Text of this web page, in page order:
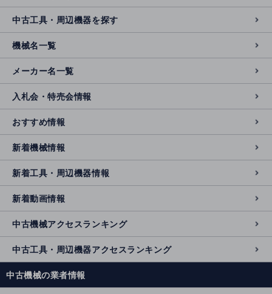
中古工具・周辺機器を探す
機械名一覧
メーカー名一覧
入札会・特売会情報
おすすめ情報
新着機械情報
新着工具・周辺機器情報
新着動画情報
中古機械アクセスランキング
中古工具・周辺機器アクセスランキング
中古機械の業者情報